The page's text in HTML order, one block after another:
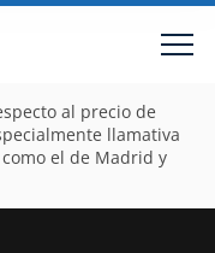
al precio de
llamativa
el de Madrid y